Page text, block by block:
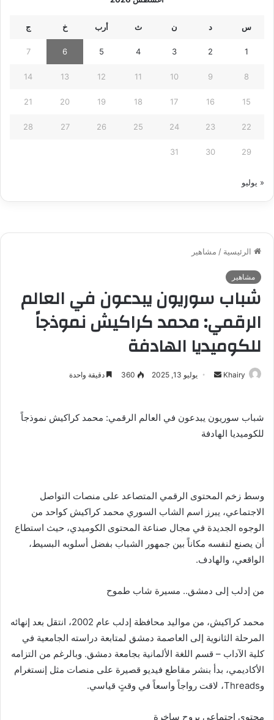
س د ن ث أرب خ ج
1
2
3
4
5
6
7
8
9
10
11
12
13
14
15
16
17
18
19
20
21
22
23
24
25
26
27
28
29
30
31
« يوليو